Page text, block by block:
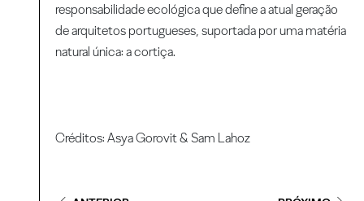
responsabilidade ecológica que define a atual geração
de arquitetos portugueses, suportada por uma matéria
natural única: a cortiça.
Créditos: Asya Gorovit & Sam Lahoz